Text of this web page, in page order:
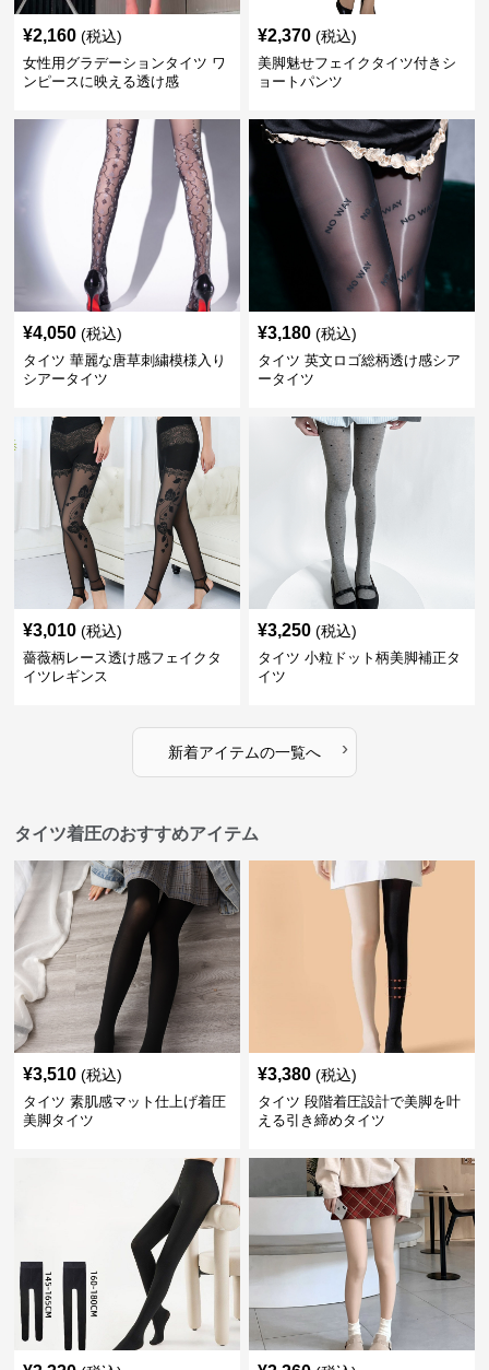
¥2,160 (税込)
女性用グラデーションタイツ ワ
ンピースに映える透け感
¥2,370 (税込)
美脚魅せフェイクタイツ付きシ
ョートパンツ
¥4,050 (税込)
タイツ 華麗な唐草刺繍模様入り
シアータイツ
¥3,180 (税込)
タイツ 英文ロゴ総柄透け感シア
ータイツ
¥3,010 (税込)
薔薇柄レース透け感フェイクタ
イツレギンス
¥3,250 (税込)
タイツ 小粒ドット柄美脚補正タ
イツ
新着アイテムの一覧へ ›
タイツ着圧のおすすめアイテム
¥3,510 (税込)
タイツ 素肌感マット仕上げ着圧
美脚タイツ
¥3,380 (税込)
タイツ 段階着圧設計で美脚を叶
える引き締めタイツ